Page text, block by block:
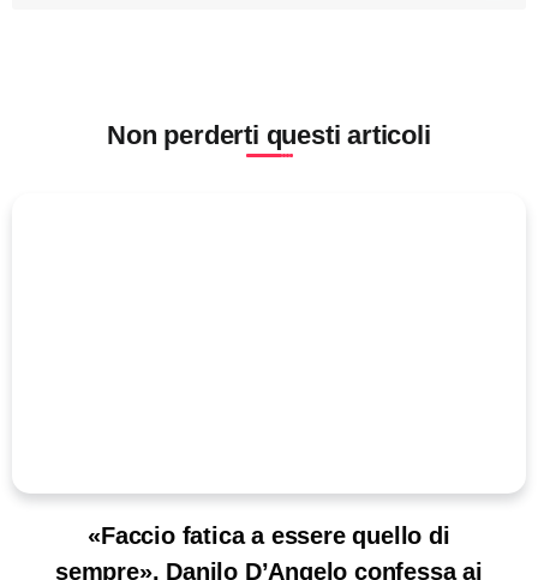
Non perderti questi articoli
«Faccio fatica a essere quello di
sempre». Danilo D’Angelo confessa ai